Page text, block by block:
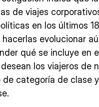
de viajes
en los últimos
evolucionar
qué se incluye en
los viajeros de
de categoría de clase